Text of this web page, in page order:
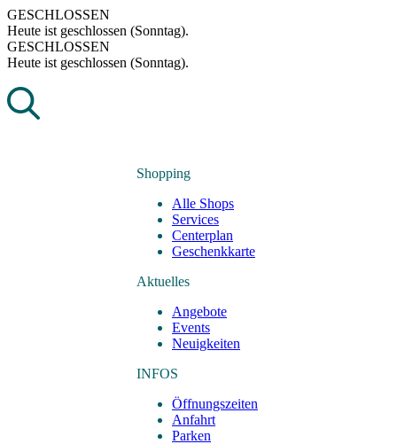
Skip
to
content
GESCHLOSSEN
Heute ist geschlossen (Sonntag).
GESCHLOSSEN
Heute ist geschlossen (Sonntag).
Shopping
Alle Shops
Services
Centerplan
Geschenkkarte
Aktuelles
Angebote
Events
Neuigkeiten
INFOS
Öffnungszeiten
Anfahrt
Parken